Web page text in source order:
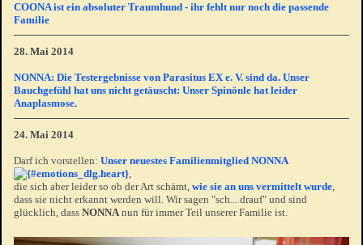
COONA ist ein absoluter Traumhund - ihr fehlt nur noch die passende
Familie
28. Mai 2014
NONNA: Die Testergebnisse von Parasitus EX e. V. sind da. Unser
Bauchgefühl hat uns nicht getäuscht: Unser Spinönle hat leider
Anaplasmose.
24. Mai 2014
Darf ich vorstellen: Unser neuestes Familienmitglied NONNA
,
die sich aber leider so ob der Art schämt, wie sie an uns vermittelt wurde,
dass sie nicht erkannt werden will. Wir sagen "sch... drauf" und sind
glücklich, dass NONNAnun für immer Teil unserer Familie ist.